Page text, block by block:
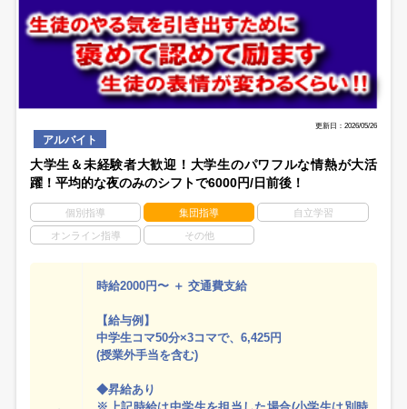
更新日：2026/05/26
アルバイト
大学生＆未経験者大歓迎！大学生のパワフルな情熱が大活
躍！平均的な夜のみのシフトで6000円/日前後！
個別指導 集団指導 自立学習
オンライン指導 その他
時給2000円〜 ＋ 交通費支給
【給与例】
中学生コマ50分×3コマで、6,425円
(授業外手当を含む)
◆昇給あり